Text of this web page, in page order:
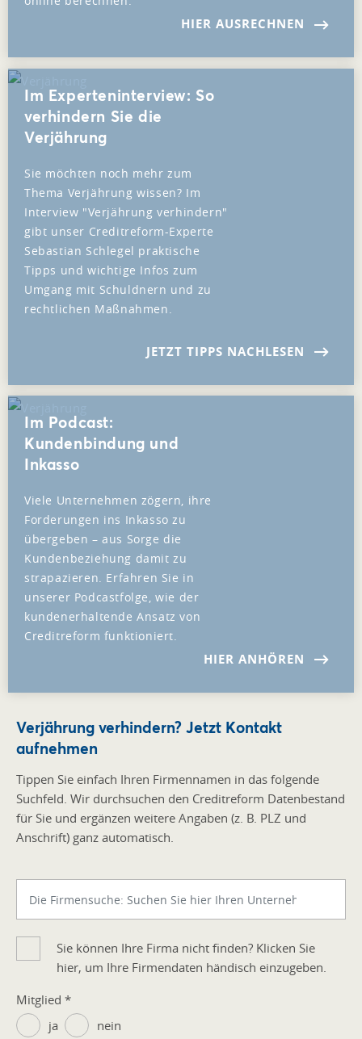
HIER AUSRECHNEN
Im Experteninterview: So
verhindern Sie die
Verjährung
Sie möchten noch mehr zum
Thema Verjährung wissen? Im
Interview "Verjährung verhindern"
gibt unser Creditreform-Experte
Sebastian Schlegel praktische
Tipps und wichtige Infos zum
Umgang mit Schuldnern und zu
rechtlichen Maßnahmen.
JETZT TIPPS NACHLESEN
Im Podcast:
Kundenbindung und
Inkasso
Viele Unternehmen zögern, ihre
Forderungen ins Inkasso zu
übergeben – aus Sorge die
Kundenbeziehung damit zu
strapazieren. Erfahren Sie in
unserer Podcastfolge, wie der
kundenerhaltende Ansatz von
Creditreform funktioniert.
HIER ANHÖREN
Verjährung verhindern? Jetzt Kontakt
aufnehmen
Tippen Sie einfach Ihren Firmennamen in das folgende
Suchfeld. Wir durchsuchen den Creditreform Datenbestand
für Sie und ergänzen weitere Angaben (z. B. PLZ und
Anschrift) ganz automatisch.
Sie können Ihre Firma nicht finden? Klicken Sie
hier, um Ihre Firmendaten händisch einzugeben.
Mitglied *
ja
nein